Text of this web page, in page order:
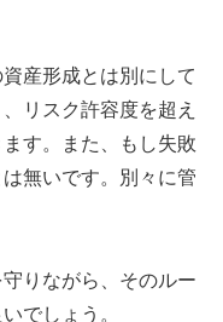
産形成とは別にして
リスク許容度を超え
す。また、もし失敗
無いです。別々に管
りながら、そのルー
でしょう。